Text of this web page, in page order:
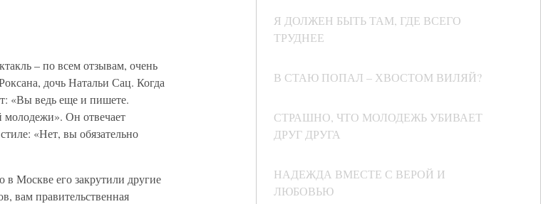
Я ДОЛЖЕН БЫТЬ ТАМ, ГДЕ ВСЕГО
ТРУДНЕЕ
В СТАЮ ПОПАЛ – ХВОСТОМ ВИЛЯЙ?
СТРАШНО, ЧТО МОЛОДЕЖЬ УБИВАЕТ
ДРУГ ДРУГА
НАДЕЖДА ВМЕСТЕ С ВЕРОЙ И
ЛЮБОВЬЮ
– по всем отзывам, очень
дочь Натальи Сац. Когда
«Вы ведь еще и пишете.
молодежи». Он отвечает
«Нет, вы обязательно
в Москве его закрутили другие
вам правительственная